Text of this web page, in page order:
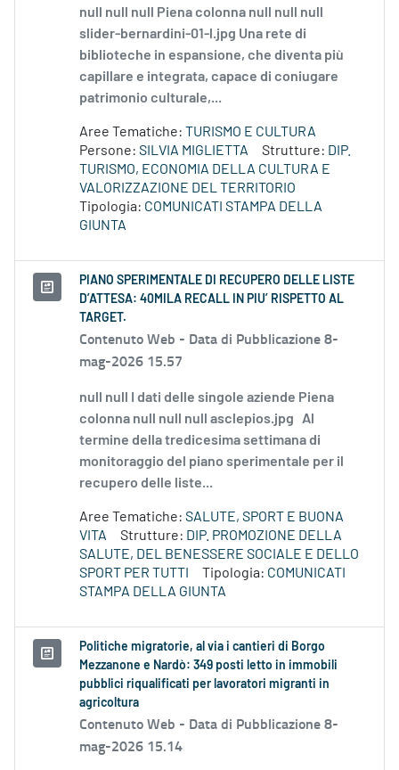
null null null Piena colonna null null null
slider-bernardini-01-l.jpg Una rete di
biblioteche in espansione, che diventa più
capillare e integrata, capace di coniugare
patrimonio culturale,...
Aree Tematiche: TURISMO E CULTURA
Persone: SILVIA MIGLIETTA Strutture: DIP.
TURISMO, ECONOMIA DELLA CULTURA E
VALORIZZAZIONE DEL TERRITORIO
Tipologia: COMUNICATI STAMPA DELLA
GIUNTA
PIANO SPERIMENTALE DI RECUPERO DELLE LISTE
D’ATTESA: 40MILA RECALL IN PIU’ RISPETTO AL
TARGET.
Contenuto Web - Data di Pubblicazione 8-
mag-2026 15.57
null null I dati delle singole aziende Piena
colonna null null null asclepios.jpg Al
termine della tredicesima settimana di
monitoraggio del piano sperimentale per il
recupero delle liste...
Aree Tematiche: SALUTE, SPORT E BUONA
VITA
Strutture: DIP. PROMOZIONE DELLA
SALUTE, DEL BENESSERE SOCIALE E DELLO
SPORT PER TUTTI
Tipologia: COMUNICATI
STAMPA DELLA GIUNTA
Politiche migratorie, al via i cantieri di Borgo
Mezzanone e Nardò: 349 posti letto in immobili
pubblici riqualificati per lavoratori migranti in
agricoltura
Contenuto Web - Data di Pubblicazione 8-
mag-2026 15.14